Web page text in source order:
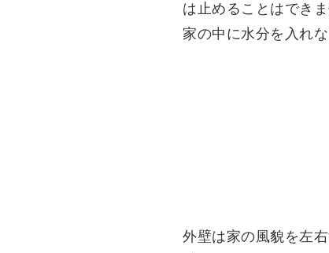
は止めることはできま
家の中に水分を入れ
外壁は家の風貌を左